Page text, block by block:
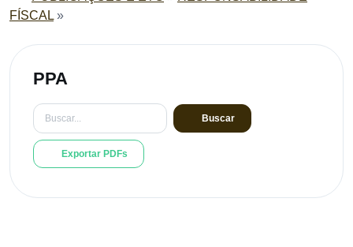
FÍSCAL »
PPA
Buscar
Exportar PDFs